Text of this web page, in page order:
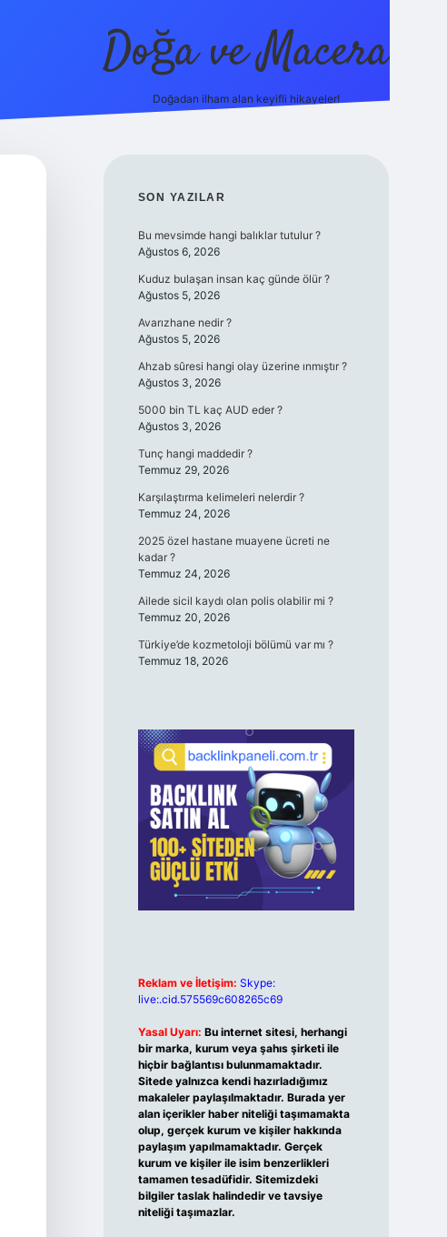
Doğa ve Macera
Doğadan ilham alan keyifli hikayeler!
SIDEBAR
SON YAZILAR
Bu mevsimde hangi balıklar tutulur ?
Ağustos 6, 2026
Kuduz bulaşan insan kaç günde ölür ?
Ağustos 5, 2026
Avarızhane nedir ?
Ağustos 5, 2026
Ahzab sûresi hangi olay üzerine ınmıştır ?
Ağustos 3, 2026
5000 bin TL kaç AUD eder ?
Ağustos 3, 2026
Tunç hangi maddedir ?
Temmuz 29, 2026
Karşılaştırma kelimeleri nelerdir ?
Temmuz 24, 2026
2025 özel hastane muayene ücreti ne
kadar ?
Temmuz 24, 2026
Ailede sicil kaydı olan polis olabilir mi ?
Temmuz 20, 2026
Türkiye’de kozmetoloji bölümü var mı ?
Temmuz 18, 2026
Reklam ve İletişim: Skype:
live:.cid.575569c608265c69
Yasal Uyarı: Bu internet sitesi, herhangi
bir marka, kurum veya şahıs şirketi ile
hiçbir bağlantısı bulunmamaktadır.
Sitede yalnızca kendi hazırladığımız
makaleler paylaşılmaktadır. Burada yer
alan içerikler haber niteliği taşımamakta
olup, gerçek kurum ve kişiler hakkında
paylaşım yapılmamaktadır. Gerçek
kurum ve kişiler ile isim benzerlikleri
tamamen tesadüfidir. Sitemizdeki
bilgiler taslak halindedir ve tavsiye
niteliği taşımazlar.